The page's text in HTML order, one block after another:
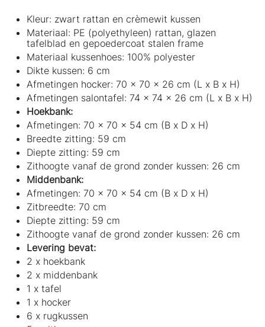
Kleur: zwart rattan en crèmewit kussen
Materiaal: PE (polyethyleen) rattan, glazen
tafelblad en gepoedercoat stalen frame
Materiaal kussenhoes: 100% polyester
Dikte kussen: 6 cm
Afmetingen hocker: 70 x 70 x 26 cm (L x B x H)
Afmetingen salontafel: 74 x 74 x 26 cm (L x B x H)
Hoekbank:
Afmetingen: 70 x 70 x 54 cm (B x D x H)
Breedte zitting: 59 cm
Diepte zitting: 59 cm
Zithoogte vanaf de grond zonder kussen: 26 cm
Middenbank:
Afmetingen: 70 x 70 x 54 cm (B x D x H)
Zitbreedte: 70 cm
Diepte zitting: 59 cm
Zithoogte vanaf de grond zonder kussen: 26 cm
Levering bevat:
2 x hoekbank
2 x middenbank
1 x tafel
1 x hocker
6 x rugkussen